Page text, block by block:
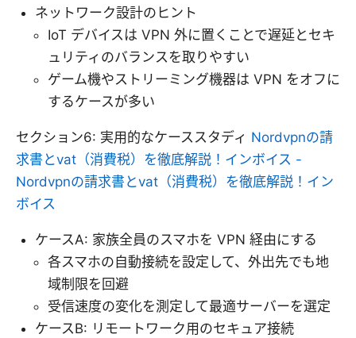
ネットワーク設計のヒント
IoT デバイスは VPN 外に置くことで遅延とセキ
ュリティのバランスを取りやすい
ゲーム機やストリーミング機器は VPN をオフに
するケースが多い
セクション6: 実用的なケーススタディ Nordvpnの請
求書とvat（消費税）を徹底解説！インボイス -
Nordvpnの請求書とvat（消費税）を徹底解説！イン
ボイス
ケースA: 家族全員のスマホを VPN 経由にする
各スマホの自動接続を設定して、外出先でも地
域制限を回避
受信速度の変化を測定して最適サーバーを選定
ケースB: リモートワーク用のセキュア接続